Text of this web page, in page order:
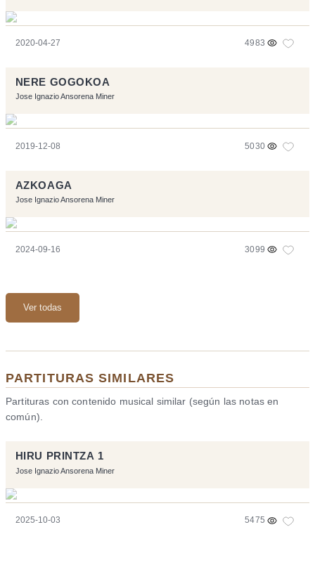
2020-04-27 4983
NERE GOGOKOA
Jose Ignazio Ansorena Miner
2019-12-08 5030
AZKOAGA
Jose Ignazio Ansorena Miner
2024-09-16 3099
Ver todas
PARTITURAS SIMILARES
Partituras con contenido musical similar (según las notas en
común).
HIRU PRINTZA 1
Jose Ignazio Ansorena Miner
2025-10-03 5475